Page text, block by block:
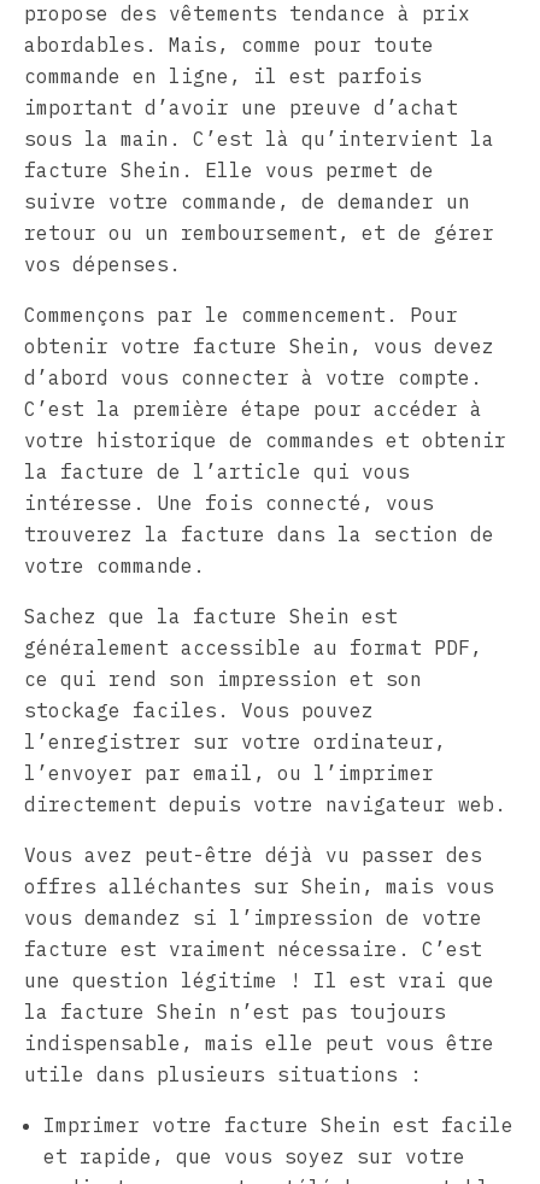
propose des vêtements tendance à prix
abordables. Mais, comme pour toute
commande en ligne, il est parfois
important d’avoir une preuve d’achat
sous la main. C’est là qu’intervient la
facture Shein. Elle vous permet de
suivre votre commande, de demander un
retour ou un remboursement, et de gérer
vos dépenses.
Commençons par le commencement. Pour
obtenir votre facture Shein, vous devez
d’abord vous connecter à votre compte.
C’est la première étape pour accéder à
votre historique de commandes et obtenir
la facture de l’article qui vous
intéresse. Une fois connecté, vous
trouverez la facture dans la section de
votre commande.
Sachez que la facture Shein est
généralement accessible au format PDF,
ce qui rend son impression et son
stockage faciles. Vous pouvez
l’enregistrer sur votre ordinateur,
l’envoyer par email, ou l’imprimer
directement depuis votre navigateur web.
Vous avez peut-être déjà vu passer des
offres alléchantes sur Shein, mais vous
vous demandez si l’impression de votre
facture est vraiment nécessaire. C’est
une question légitime ! Il est vrai que
la facture Shein n’est pas toujours
indispensable, mais elle peut vous être
utile dans plusieurs situations :
Imprimer votre facture Shein est facile
et rapide, que vous soyez sur votre